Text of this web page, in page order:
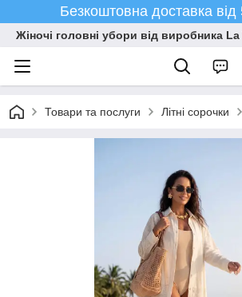
Безкоштовна доставка від
Жіночі головні убори від виробника
Товари та послуги Літні сорочки